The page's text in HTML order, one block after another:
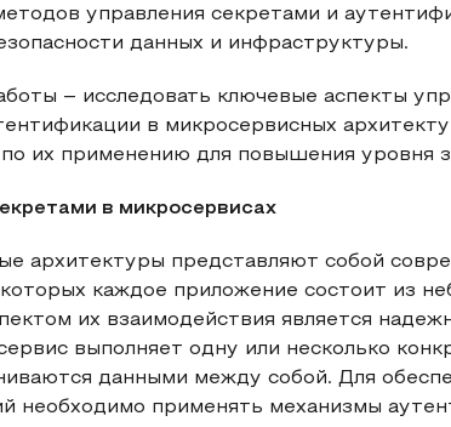
управления секретами и
данных и инфраструктуры.
– исследовать ключевые аспекты
в микросервисных
их применению для повышения уровня
в микросервисах
архитектуры представляют собой
каждое приложение состоит из
их взаимодействия является
выполняет одну или несколько
данными между собой. Для
необходимо применять механизмы